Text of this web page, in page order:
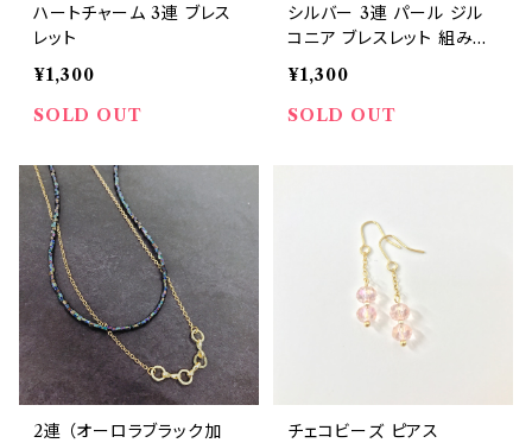
ハートチャーム 3連 ブレス
レット
¥1,300
SOLD OUT
シルバー 3連 パール ジル
コニア ブレスレット 組みひ
も
¥1,300
SOLD OUT
2連 （オーロラブラック加
チェコビーズ ピアス